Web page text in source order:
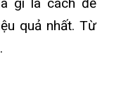
quả nhất. Từ